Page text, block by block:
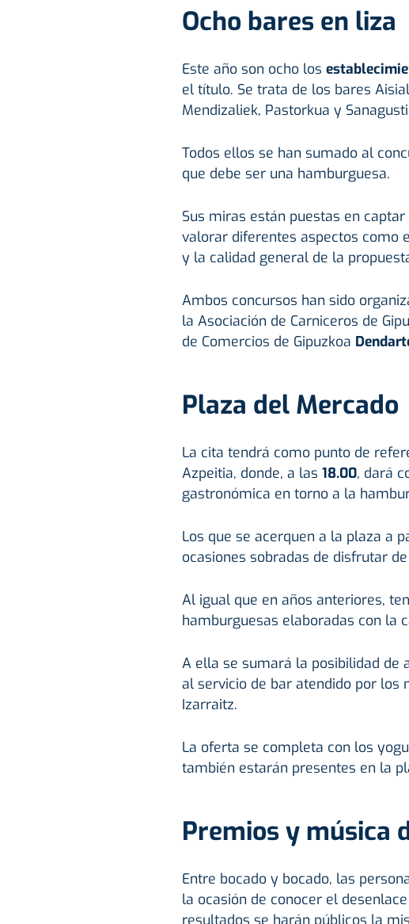
Ocho bares en liza
Este año son ocho los
el título. Se trata de los bares
Mendizaliek, Pastorkua y
Todos ellos se han sumado al
que debe ser una hamburguesa.
Sus miras están puestas en
valorar diferentes aspectos como
y la calidad general de la
Ambos concursos han sido
la Asociación de Carniceros de
de Comercios de Gipuzkoa
Plaza del Mercado
La cita tendrá como punto de
Azpeitia, donde, a las 18.00, dará
gastronómica en torno a la
Los que se acerquen a la plaza a
ocasiones sobradas de disfrutar
Al igual que en años anteriores,
hamburguesas elaboradas con la
A ella se sumará la posibilidad de
al servicio de bar atendido por los
Izarraitz.
La oferta se completa con los
también estarán presentes en la
Premios y música
Entre bocado y bocado, las
la ocasión de conocer el